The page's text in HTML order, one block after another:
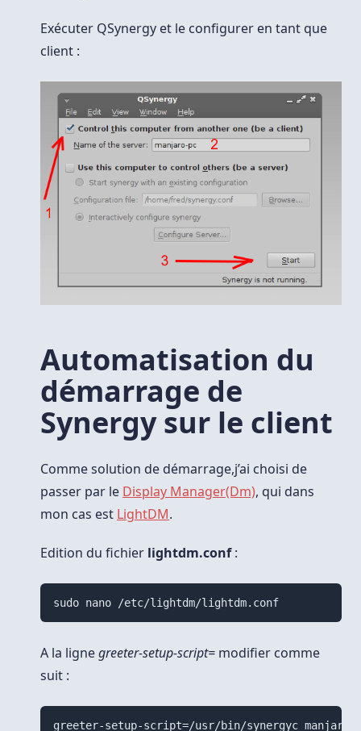
Exécuter QSynergy et le configurer en tant que
client :
Automatisation du
démarrage de
Synergy sur le client
Comme solution de démarrage,j’ai choisi de
passer par le Display Manager(Dm), qui dans
mon cas est LightDM.
Edition du fichier lightdm.conf:
sudo nano /etc/lightdm/lightdm.conf
A la lignegreeter-setup-script= modifier comme
suit :